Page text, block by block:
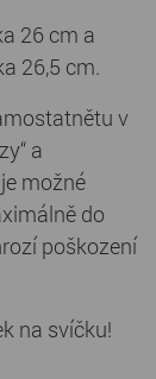
26 cm a
26,5 cm.
v
a
možné
do
poškození
na svíčku!